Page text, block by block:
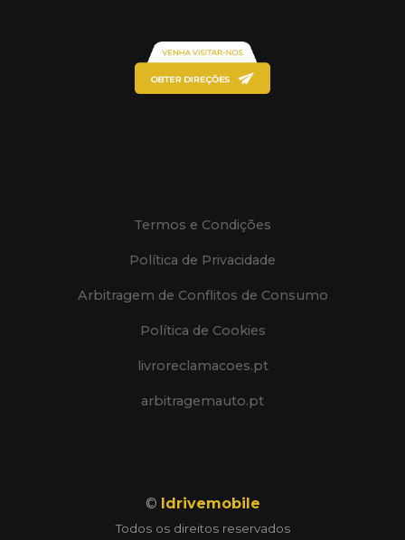
Termos e Condições
Política de Privacidade
Arbitragem de Conflitos de Consumo
Política de Cookies
livroreclamacoes.pt
arbitragemauto.pt
© Idrivemobile
Todos os direitos reservados